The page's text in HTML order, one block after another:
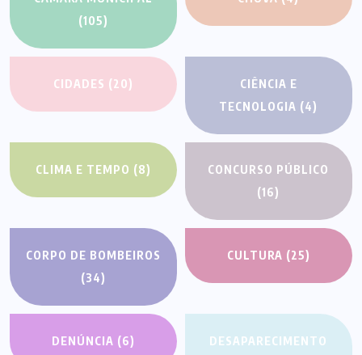
(105)
CIDADES (20)
CIÊNCIA E
TECNOLOGIA (4)
CLIMA E TEMPO (8)
CONCURSO PÚBLICO
(16)
CORPO DE BOMBEIROS
(34)
CULTURA (25)
DENÚNCIA (6)
DESAPARECIMENTO